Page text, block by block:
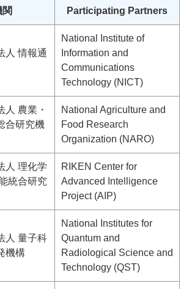
Participating Partners
人 情報通
National Institute of
Information and
Communications
Technology (NICT)
人 農業・
合研究機
National Agriculture and
Food Research
Organization (NARO)
人 理化学
統合研究
RIKEN Center for
Advanced Intelligence
Project (AIP)
人 量子科
機構
National Institutes for
Quantum and
Radiological Science and
Technology (QST)